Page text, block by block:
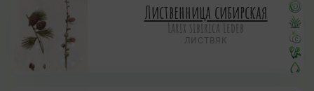
Лиственница сибирская
Larix sibirica Ledeb
ЛИСТВЯК